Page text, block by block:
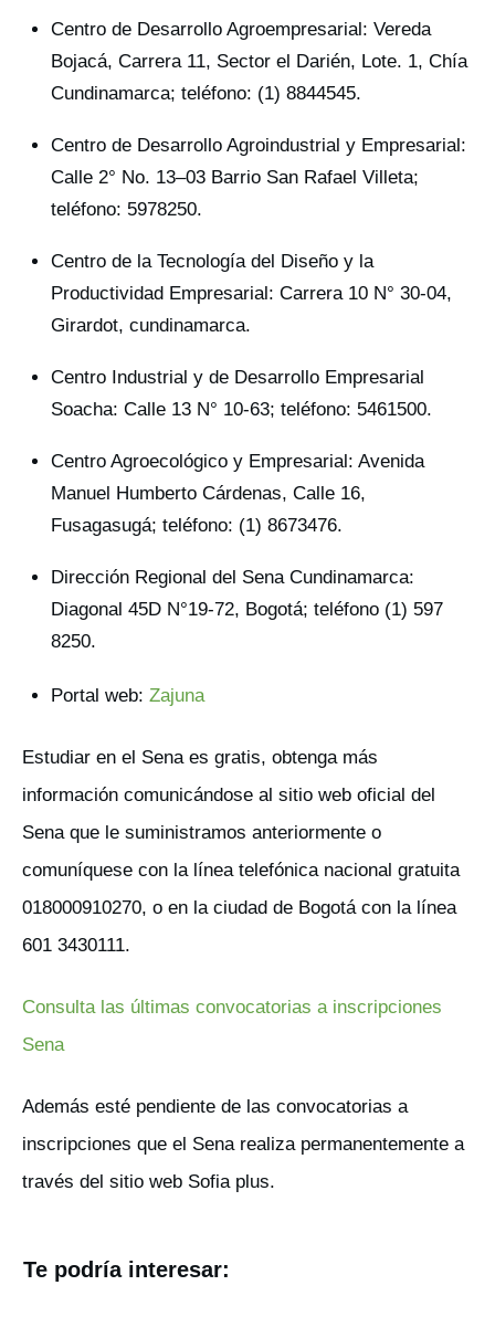
Centro de Desarrollo Agroempresarial: Vereda
Bojacá, Carrera 11, Sector el Darién, Lote. 1, Chía
Cundinamarca; teléfono: (1) 8844545.
Centro de Desarrollo Agroindustrial y Empresarial:
Calle 2° No. 13–03 Barrio San Rafael Villeta;
teléfono: 5978250.
Centro de la Tecnología del Diseño y la
Productividad Empresarial: Carrera 10 N° 30-04,
Girardot, cundinamarca.
Centro Industrial y de Desarrollo Empresarial
Soacha: Calle 13 N° 10-63; teléfono: 5461500.
Centro Agroecológico y Empresarial: Avenida
Manuel Humberto Cárdenas, Calle 16,
Fusagasugá; teléfono: (1) 8673476.
Dirección Regional del Sena Cundinamarca:
Diagonal 45D N°19-72, Bogotá; teléfono (1) 597 ​
8250.​
Portal web: Zajuna
Estudiar en el Sena es gratis, obtenga más
información comunicándose al sitio web oficial del
Sena que le suministramos anteriormente o
comuníquese con la línea telefónica nacional gratuita
018000910270, o en la ciudad de Bogotá con la línea
601 3430111.
Consulta las últimas convocatorias a inscripciones
Sena
Además esté pendiente de las convocatorias a
inscripciones que el Sena realiza permanentemente a
través del sitio web Sofia plus.
Te podría interesar: